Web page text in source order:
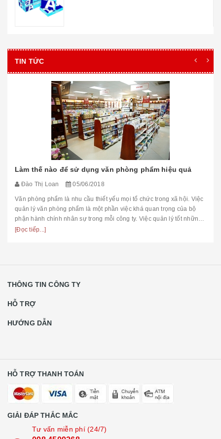
TIN TỨC
Làm thế nào để sử dụng văn phòng phẩm hiệu quả
Đào Thị Loan 05/06/2018
Văn phòng phẩm là nhu cầu thiết yếu mọi tổ chức trong xã hội. Việc
quản lý văn phòng phẩm là một phần việc khá quan trọng của bộ
phận hành chính nhân sự trong mỗi công ty. Việc quản lý tốt những
vậ...
[Đọc tiếp...]
THÔNG TIN CÔNG TY
HỖ TRỢ
HƯỚNG DẪN
HỖ TRỢ THANH TOÁN
GIẢI ĐÁP THẮC MẮC
Tư vấn miễn phí (24/7)